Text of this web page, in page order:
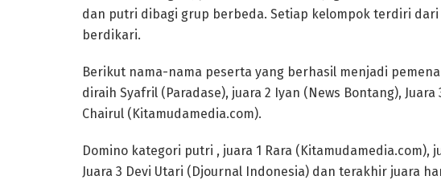
dan putri dibagi grup berbeda. Setiap kelompok terdiri
berdikari.
Berikut nama-nama peserta yang berhasil menjadi
diraih Syafril (Paradase), juara 2 Iyan (News Bontang),
Chairul (Kitamudamedia.com).
Domino kategori putri , juara 1 Rara (Kitamudamedia.com),
Juara 3 Devi Utari (Djournal Indonesia) dan terakhir juara